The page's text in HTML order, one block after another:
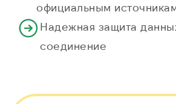
официальным
Надежная защита
соединение